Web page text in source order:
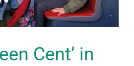
Cent’ in